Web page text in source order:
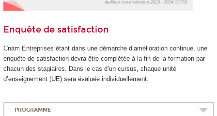
Enquête de satisfaction
Cnam Entreprises étant dans une démarche d’amélioration continue, une
enquête de satisfaction devra être complétée à la fin de la formation par
chacun des stagiaires. Dans le cas d’un cursus, chaque unité
d’enseignement (UE) sera évaluée individuellement.
PROGRAMME